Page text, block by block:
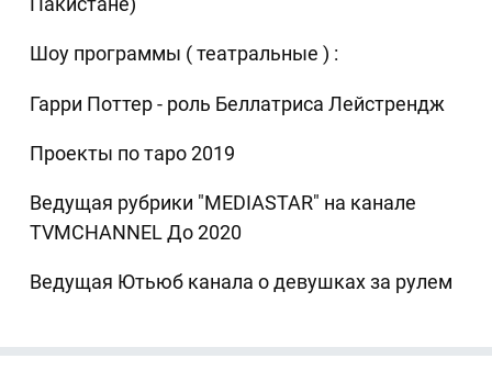
Шоу программы ( театральные ) :
Гарри Поттер - роль Беллатриса Лейстрендж
Проекты по таро 2019
Ведущая рубрики "MEDIASTAR" на канале
TVMCHANNEL До 2020
Ведущая Ютьюб канала о девушках за рулем